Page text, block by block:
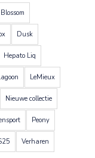
Blossom
Dusk
Hepato Liq
LeMieux
Nieuwe collectie
Peony
Verharen